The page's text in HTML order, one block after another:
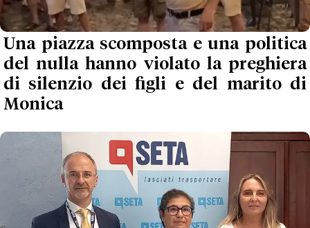
Una piazza scomposta e una politica
del nulla hanno violato la preghiera
di silenzio dei figli e del marito di
Monica